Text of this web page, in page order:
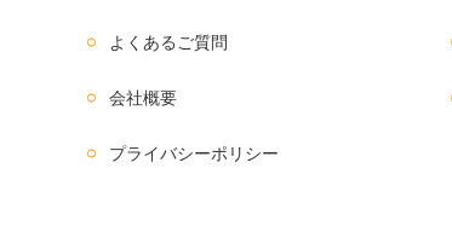
よくあるご質問
会社概要
プライバシーポリシー